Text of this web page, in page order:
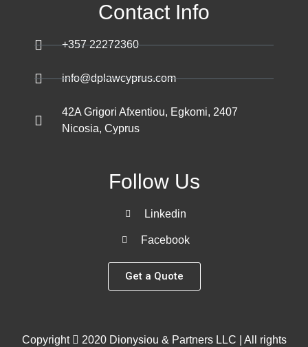
Contact Info
+357 22272360
info@dplawcyprus.com
42A Grigori Afxentiou, Egkomi, 2407
Nicosia, Cyprus
Follow Us
Linkedin
Facebook
Get a Quote
Copyright
2020 Dionysiou & Partners LLC | All rights